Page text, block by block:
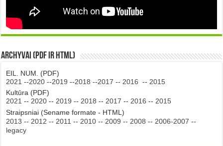
Archyvai (PDF ir HTML)
EIL. NUM. (PDF)
2021 --2020 --2019 --2018 --2017 --2016 --2015
Kultūra (PDF)
2021 --2020 --2019 --2018 --2017 --2016 --2015
Straipsniai (Sename formate - HTML)
2013 --2012 --2011 --2010 --2009 --2008 --2006-2007 --
legacy